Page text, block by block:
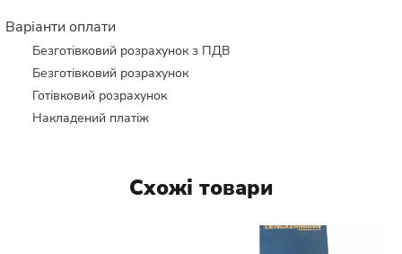
Варіанти оплати
Безготівковий розрахунок з ПДВ
Безготівковий розрахунок
Готівковий розрахунок
Накладений платіж
Схожі товари